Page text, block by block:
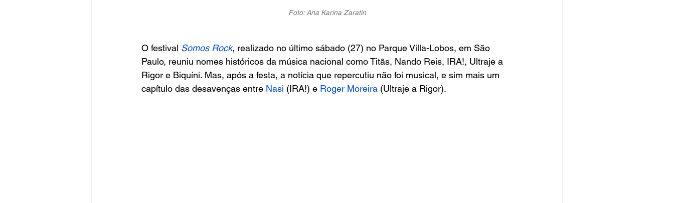
Foto: Ana Karina Zaratin
O festival Somos Rock, realizado no último sábado (27) no Parque Villa-Lobos, em São
Paulo, reuniu nomes históricos da música nacional como Titãs, Nando Reis, IRA!, Ultraje a
Rigor e Biquíni. Mas, após a festa, a notícia que repercutiu não foi musical, e sim mais um
capítulo das desavenças entre Nasi (IRA!) e Roger Moreira (Ultraje a Rigor).